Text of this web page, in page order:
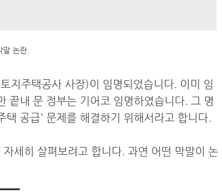
말 논란.
지주택공사 사장)이 임명되었습니다. 이미 임
끝내 문 정부는 기어코 임명하였습니다. 그 명
공급' 문제를 해결하기 위해서라고 합니다.
세히 살펴보려고 합니다. 과연 어떤 막말이 논